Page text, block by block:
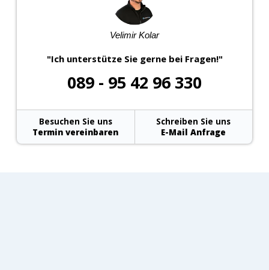
Velimir Kolar
"Ich unterstütze Sie gerne bei Fragen!"
089 - 95 42 96 330
Besuchen Sie uns
Termin vereinbaren
Schreiben Sie uns
E-Mail Anfrage